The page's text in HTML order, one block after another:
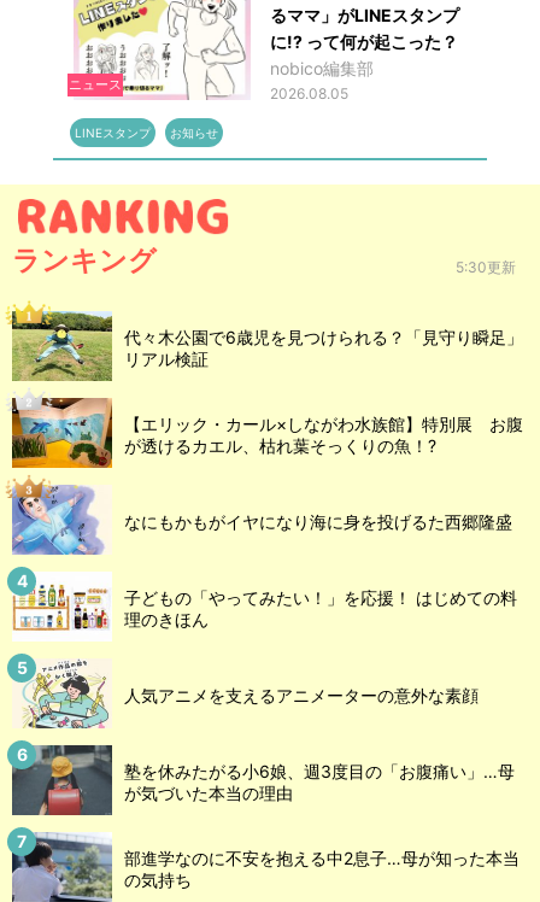
ニュース
るママ」がLINEスタンプ
に!? って何が起こった？
nobico編集部
2026.08.05
LINEスタンプ お知らせ
ランキング 5:30更新
代々木公園で6歳児を見つけられる？「見守り瞬足」
リアル検証
【エリック・カール×しながわ水族館】特別展 お腹
が透けるカエル、枯れ葉そっくりの魚！?
なにもかもがイヤになり海に身を投げるた西郷隆盛
子どもの「やってみたい！」を応援！ はじめての料
理のきほん
人気アニメを支えるアニメーターの意外な素顔
塾を休みたがる小6娘、週3度目の「お腹痛い」…母
が気づいた本当の理由
部進学なのに不安を抱える中2息子…母が知った本当
の気持ち